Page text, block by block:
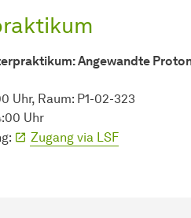
Angewandte
Uhr, Raum: P1-02-323
Uhr
Zugang via LSF